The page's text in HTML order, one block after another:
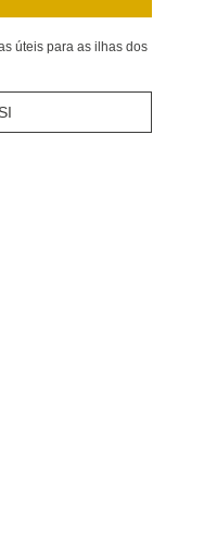
úteis para as ilhas dos